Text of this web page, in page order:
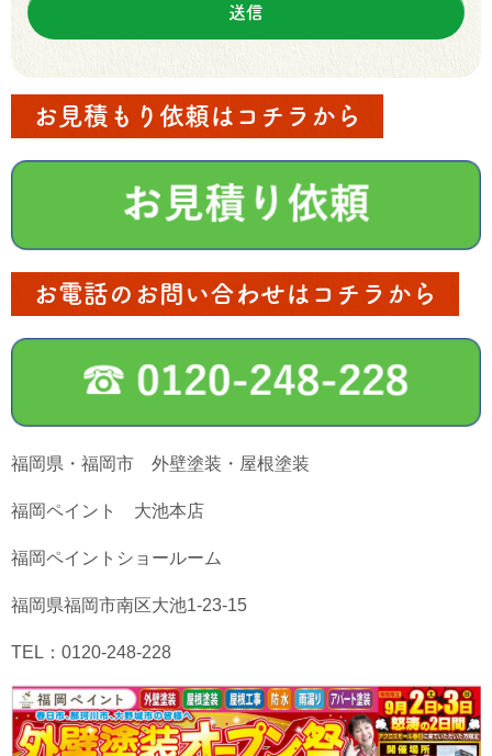
お見積もり依頼はコチラから
お電話のお問い合わせはコチラから
福岡県・福岡市 外壁塗装・屋根塗装
福岡ペイント 大池本店
福岡ペイントショールーム
福岡県福岡市南区大池1-23-15
TEL：0120-248-228